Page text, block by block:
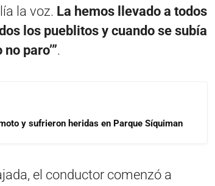
la voz. La hemos llevado a todos
los pueblitos y cuando se subía
paro’”.
y sufrieron heridas en Parque Síquiman
el conductor comenzó a